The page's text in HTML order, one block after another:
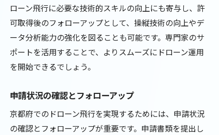
ローン飛行に必要な技術的スキルの向上にも寄与し、許
可取得後のフォローアップとして、操縦技術の向上やデ
ータ分析能力の強化を図ることも可能です。専門家のサ
ポートを活用することで、よりスムーズにドローン運用
を開始できるでしょう。
申請状況の確認とフォローアップ
京都府でのドローン飛行を実現するためには、申請状況
の確認とフォローアップが重要です。申請書類を提出し